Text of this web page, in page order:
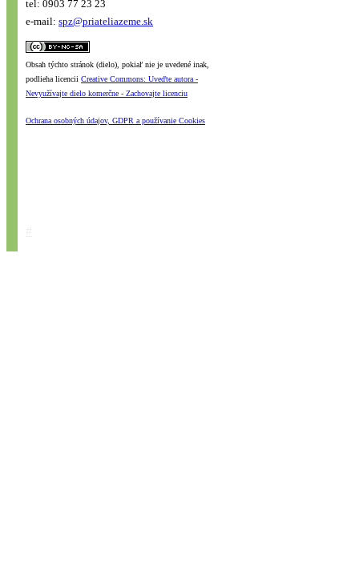
tel: 0903 77 23 23
e-mail: spz@priateliazeme.sk
Obsah týchto stránok (dielo), pokiaľ nie je uvedené inak,
podlieha licencii Creative Commons: Uveďte autora -
Nevyužívajte dielo komerčne - Zachovajte licenciu
Ochrana osobných údajov, GDPR a používanie Cookies